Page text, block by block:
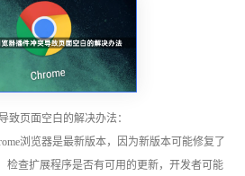
致页面空白的解决办法：
浏览器是最新版本，因为新版本可能修复了
检查扩展程序是否有可用的更新，开发者可能